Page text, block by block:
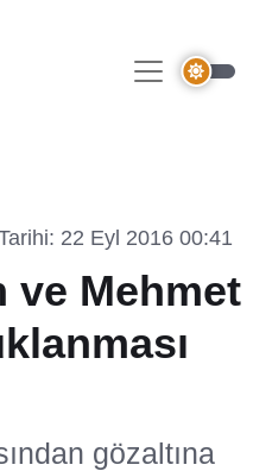
22 Eyl 2016 00:41
ve Mehmet
gözaltına